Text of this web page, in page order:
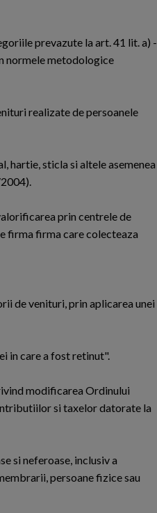
prevazute la art. 41 lit. a) -
normele metodologice
realizate de persoanele
hartie, sticla si altele asemenea
prin centrele de
firma firma care colecteaza
de venituri, prin aplicarea unei
in care a fost retinut".
modificarea Ordinului
si taxelor datorate la
si neferoase, inclusiv a
persoane fizice sau